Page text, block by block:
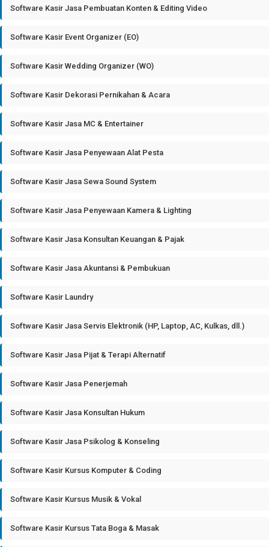
Software Kasir Jasa Pembuatan Konten & Editing Video
Software Kasir Event Organizer (EO)
Software Kasir Wedding Organizer (WO)
Software Kasir Dekorasi Pernikahan & Acara
Software Kasir Jasa MC & Entertainer
Software Kasir Jasa Penyewaan Alat Pesta
Software Kasir Jasa Sewa Sound System
Software Kasir Jasa Penyewaan Kamera & Lighting
Software Kasir Jasa Konsultan Keuangan & Pajak
Software Kasir Jasa Akuntansi & Pembukuan
Software Kasir Laundry
Software Kasir Jasa Servis Elektronik (HP, Laptop, AC, Kulkas, dll.)
Software Kasir Jasa Pijat & Terapi Alternatif
Software Kasir Jasa Penerjemah
Software Kasir Jasa Konsultan Hukum
Software Kasir Jasa Psikolog & Konseling
Software Kasir Kursus Komputer & Coding
Software Kasir Kursus Musik & Vokal
Software Kasir Kursus Tata Boga & Masak